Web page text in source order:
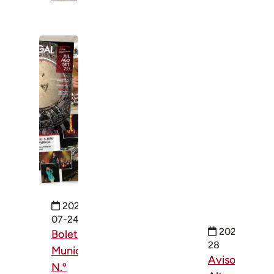
2026-
07-24
Boletim
Municipal
N.º
2026-07-
28
Aviso - 3.ª